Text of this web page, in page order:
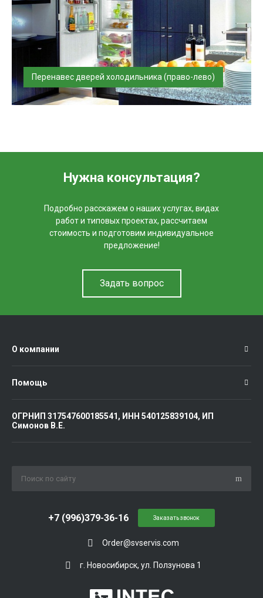
Перенавес дверей холодильника (право-лево)
Зачастую после приобретения и использования нового
Нужна консультация?
Подробно расскажем о наших услугах, видах
работ и типовых проектах, рассчитаем
стоимость и подготовим индивидуальное
предложение!
Задать вопрос
О компании
Помощь
ОГРНИП 317547600185541, ИНН 540125839104, ИП
Симонов В.Е.
Order@svservis.com
+7 (996)379-36-16
г. Новосибирск, ул. Ползунова 1
Заказать звонок